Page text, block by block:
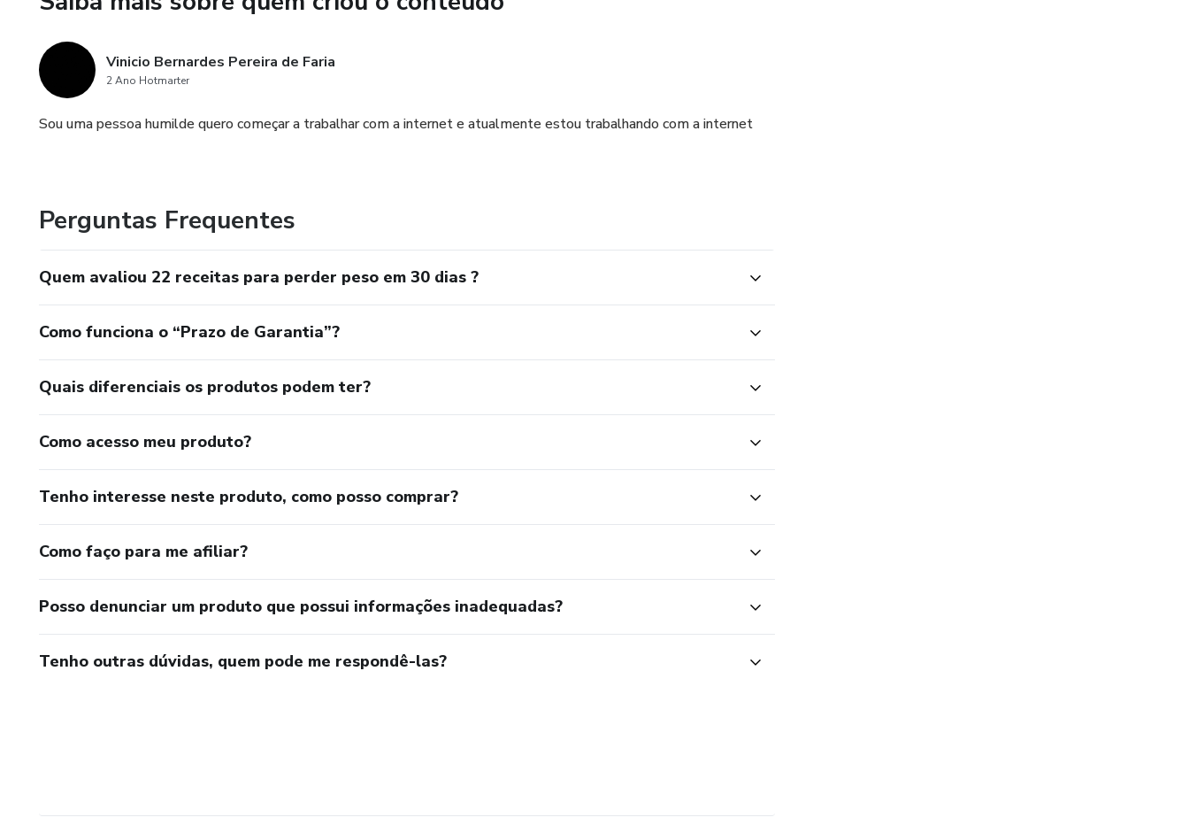
4. **Instruções Detalhadas:** Cada receita é acompanhada de instruções detalhadas,
7. **Dicas de Planejamento:** O ebook inclui dicas de planejamento de refeições para
ajudá-lo a organizar seu cardápio ao longo da semana.
Vinicio Bernardes Pereira de Faria
2 Ano Hotmarter
Sou uma pessoa humilde quero começar a trabalhar com a internet e atualmente estou trabalhando com a internet
Perguntas Frequentes
Quem avaliou 22 receitas para perder peso em 30 dias ?
Como funciona o “Prazo de Garantia”?
Quais diferenciais os produtos podem ter?
Como acesso meu produto?
Tenho interesse neste produto, como posso comprar?
Como faço para me afiliar?
Posso denunciar um produto que possui informações inadequadas?
Tenho outras dúvidas, quem pode me respondê-las?